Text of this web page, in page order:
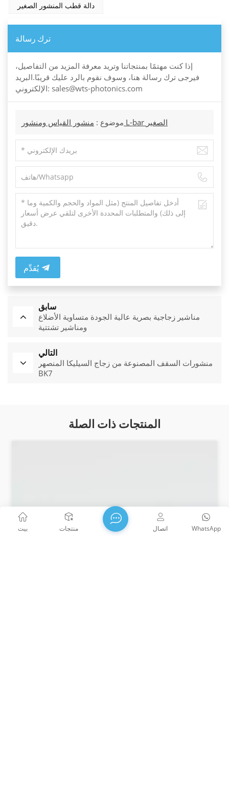
دالة قطب المنشور الصغير
ترك رسالة
إذا كنت مهتمًا بمنتجاتنا وتريد معرفة المزيد من التفاصيل،
فيرجى ترك رسالة هنا، وسوف نقوم بالرد عليك قريبًا.البريد
الإلكتروني: sales@wts-photonics.com
موضوع : منشور القياس ومنشور L-bar الصغير
يُقدِّم
سابق
مناشير زجاجية بصرية عالية الجودة متساوية الأضلاع
ومناشير تشتتية
التالي
منشورات السقف المصنوعة من زجاج السيليكا المنصهر
BK7
المنتجات ذات الصلة
بيت منتجات WhatsApp اتصال